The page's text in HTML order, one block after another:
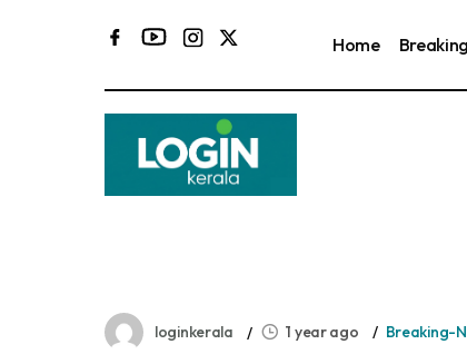
Home
loginkerala 1 year ago Breaking-